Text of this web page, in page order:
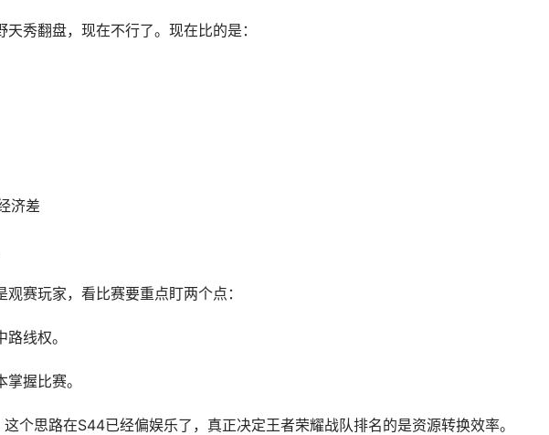
秀翻盘，现在不行了。现在比的是：
济差
赛玩家，看比赛要重点盯两个点：
线权。
握比赛。
个思路在S44已经偏娱乐了，真正决定王者荣耀战队排名的是资源转换效率。